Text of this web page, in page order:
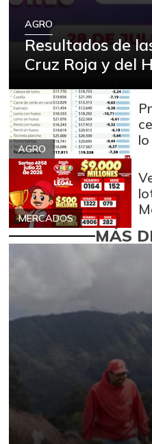
AGRO
Resultados de
Cruz Roja y del
AGRO
MERCADOS
MÁS